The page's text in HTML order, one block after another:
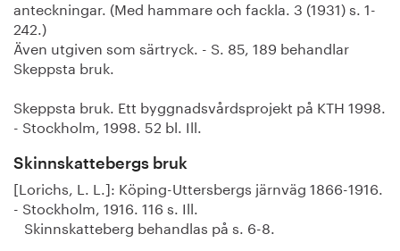
anteckningar. (Med hammare och fackla. 3 (1931) s. 1-
242.)
Även utgiven som särtryck. - S. 85, 189 behandlar
Skeppsta bruk.
Skeppsta bruk. Ett byggnadsvårdsprojekt på KTH 1998.
- Stockholm, 1998. 52 bl. Ill.
Skinnskattebergs bruk
[Lorichs, L. L.]: Köping-Uttersbergs järnväg 1866-1916.
- Stockholm, 1916. 116 s. Ill.
Skinnskatteberg behandlas på s. 6-8.